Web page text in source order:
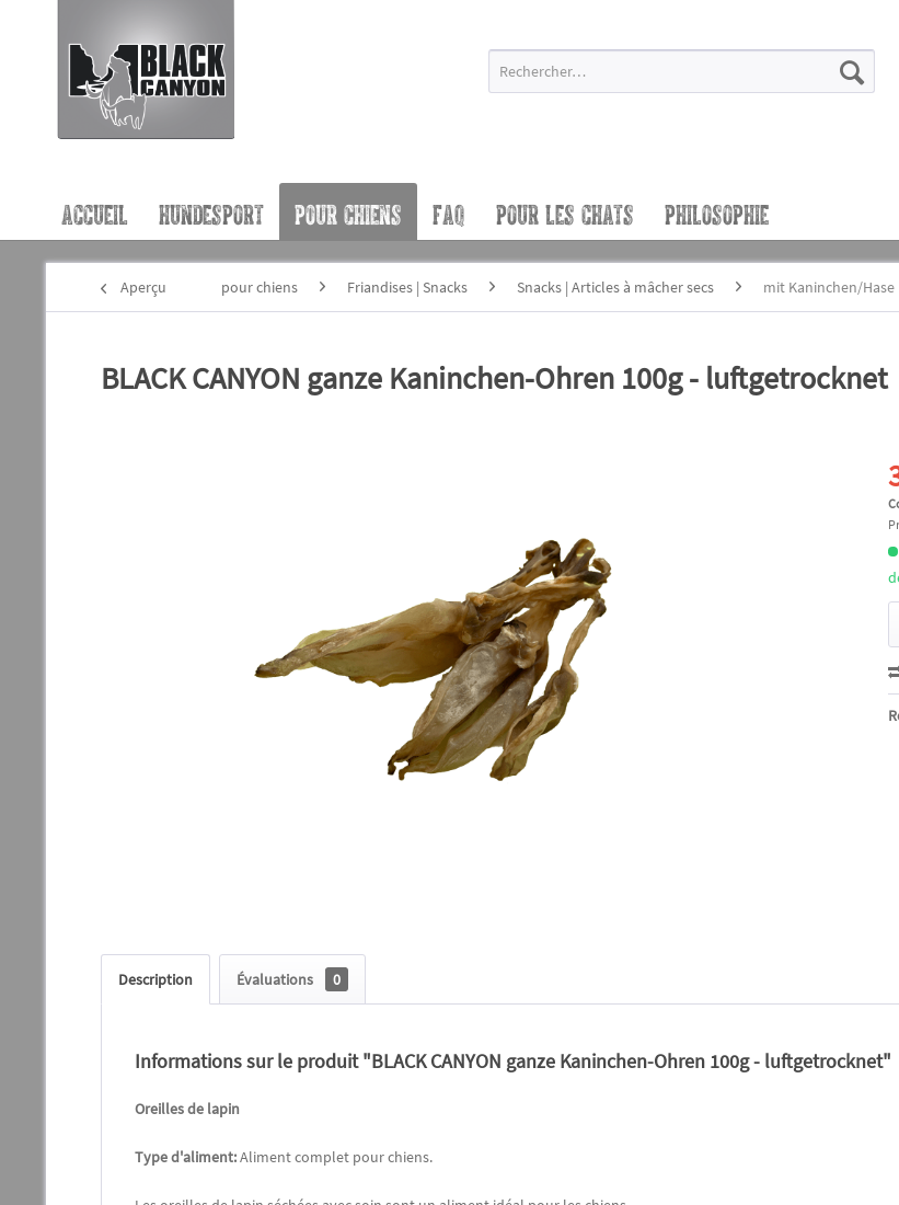
ACCUEIL HUNDESPORT POUR CHIENS FAQ POUR LES CHATS PHILOSOPHIE
Aperçu pour chiens Friandises | Snacks Snacks | Articles à mâcher secs mit Kaninchen/Hase
BLACK CANYON ganze Kaninchen-Ohren 100g - luftgetrocknet
Description Évaluations 0
Informations sur le produit "BLACK CANYON ganze Kaninchen-Ohren 100g - luftgetrocknet"
Oreilles de lapin
Type d'aliment:Aliment complet pour chiens.